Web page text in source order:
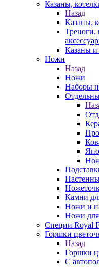
Казаны,
Назад
Казаны,
Треноги,
Казаны и
Ножи
Назад
Ножи
Наборы
Камни
Ножи и
Ножи для
Специи Royal
Горшки
Назад
Горшки
С